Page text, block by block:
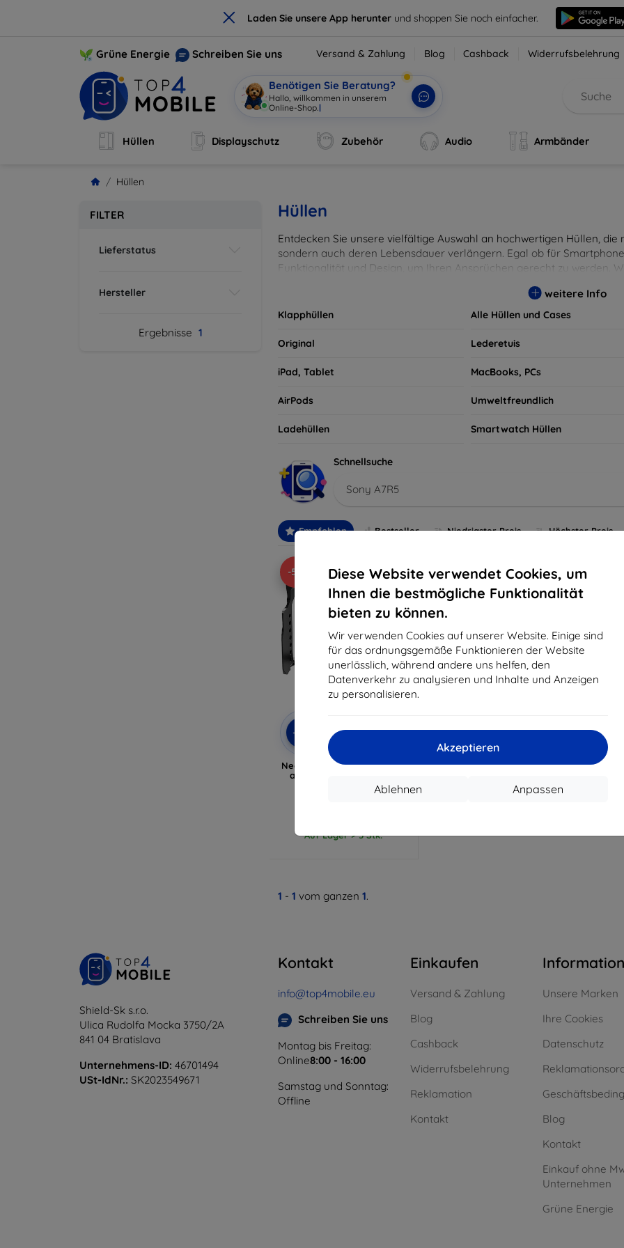
× Laden Sie unsere App herunter und shoppen Sie noch einfacher.
Diese Website verwendet Cookies, um
Ihnen die bestmögliche Funktionalität
bieten zu können.
Wir verwenden Cookies auf unserer Website. Einige sind
für das ordnungsgemäße Funktionieren der Website
unerlässlich, während andere uns helfen, den
Datenverkehr zu analysieren und Inhalte und Anzeigen
zu personalisieren.
Akzeptieren
Anpassen
Ablehnen
Grüne Energie Schreiben Sie uns Versand & Zahlung Blog Cashback Widerrufsbelehrung
Benötigen Sie Beratung?
Hallo, willkommen in unserem
Online-Shop. |
Hüllen Displayschutz Zubehör Audio Armbänder
Hüllen
FILTER
Lieferstatus
Hersteller
Ergebnisse 1
Hüllen
Entdecken Sie unsere vielfältige Auswahl an hochwertigen Hüllen,
sondern auch deren Lebensdauer verlängern. Egal ob für
Funktionalität und Design, um Ihren Ansprüchen gerecht zu werden.
weitere Info
Klapphüllen Alle Hüllen und Cases
Original Lederetuis
iPad, Tablet MacBooks, PCs
AirPods Umweltfreundlich
Ladehüllen Smartwatch Hüllen
Schnellsuche
Sony A7R5
Empfohlen Bestseller Niedrigster Preis Höchster Preis
-5%
-5%
mit
Gutschein
SMART5
Neewer Halterung für Sony
a7R V/a7R IV/a7 IV/a7S
Auf Lager > 5 Stk.
1 - 1 vom ganzen 1.
Shield-Sk s.r.o.
Ulica Rudolfa Mocka 3750/2A
841 04 Bratislava
Unternehmens-ID: 46701494
USt-IdNr.: SK2023549671
Kontakt
info@top4mobile.eu
Schreiben Sie uns
Montag bis Freitag:
Online8:00 - 16:00
Samstag und Sonntag:
Offline
Einkaufen
Versand & Zahlung
Blog
Cashback
Widerrufsbelehrung
Reklamation
Kontakt
Information
Unsere Marken
Ihre Cookies
Datenschutz
Blog
Kontakt
Einkauf ohne
Unternehmen
Grüne Energie